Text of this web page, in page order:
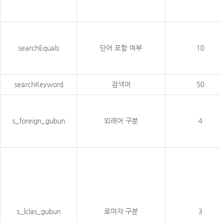
searchEquals 단어 포함 여부 10
searchKeyword 검색어 50
s_foreign_gubun 외래어 구분 4
s_lclas_gubun 로마자 구분 3